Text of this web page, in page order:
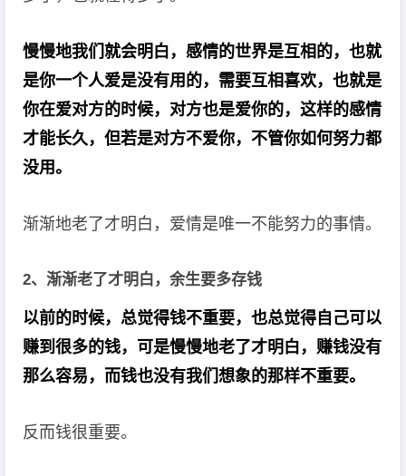
慢慢地我们就会明白，感情的世界是互相的，也就
是你一个人爱是没有用的，需要互相喜欢，也就是
你在爱对方的时候，对方也是爱你的，这样的感情
才能长久，但若是对方不爱你，不管你如何努力都
没用。
渐渐地老了才明白，爱情是唯一不能努力的事情。
2、渐渐老了才明白，余生要多存钱
以前的时候，总觉得钱不重要，也总觉得自己可以
赚到很多的钱，可是慢慢地老了才明白，赚钱没有
那么容易，而钱也没有我们想象的那样不重要。
反而钱很重要。